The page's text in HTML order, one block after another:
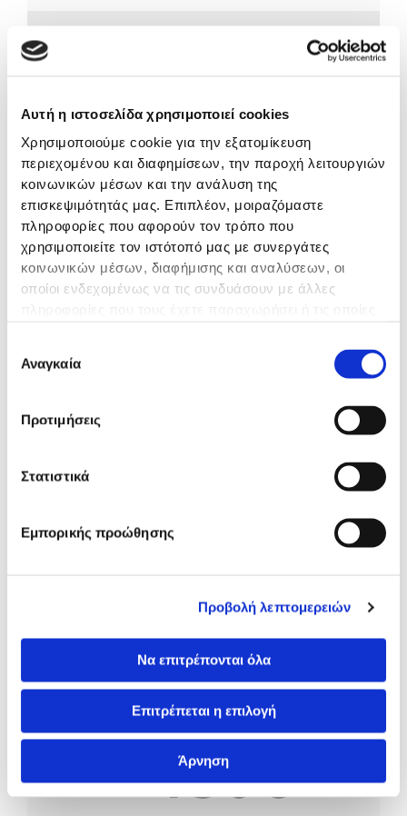
Αυτή η ιστοσελίδα χρησιμοποιεί cookies
Χρησιμοποιούμε cookie για την εξατομίκευση
περιεχομένου και διαφημίσεων, την παροχή λειτουργιών
κοινωνικών μέσων και την ανάλυση της
επισκεψιμότητάς μας. Επιπλέον, μοιραζόμαστε
πληροφορίες που αφορούν τον τρόπο που
χρησιμοποιείτε τον ιστότοπό μας με συνεργάτες
κοινωνικών μέσων, διαφήμισης και αναλύσεων, οι
οποίοι ενδεχομένως να τις συνδυάσουν με άλλες
συγκατάθεσης
Αναγκαία
Προτιμήσεις
Στατιστικά
Εμπορικής προώθησης
Προβολή λεπτομερειών
Να επιτρέπονται όλα
Επιτρέπεται η επιλογή
Άρνηση
ΓΕΝΙΚΗ ΟΥΡΩΝ
ΟΜΑΔΑ ΑΙΜΑΤΟΣ
Rhesus
TSH
150€